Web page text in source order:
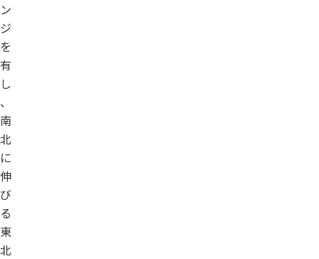
ン
ジ
を
有
し
、
南
北
に
伸
び
る
東
北